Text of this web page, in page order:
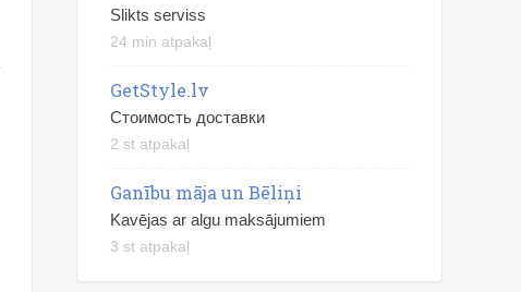
Slikts serviss
24 min atpakaļ
GetStyle.lv
Стоимость доставки
2 st atpakaļ
Ganību māja un Bēliņi
Kavējas ar algu maksājumiem
3 st atpakaļ